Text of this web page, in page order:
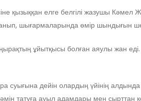
қызыққан елге белгілі жазушы
шығармаларында өмір шындығын
ұйытқысы болған аяулы жан еді.
суығына дейін олардың үйінің
татуға ауыл адамдары мен сырттан